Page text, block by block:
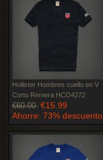
Hollister Hombres cuello en V
Corto Remera HCO4272
€60.00 €15.99
Ahorre: 73% descuento